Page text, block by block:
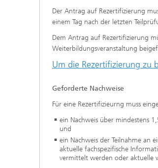
Der Antrag auf Rezertifizierung
einem Tag nach der letzten
Dem Antrag auf Rezertifizierung
Weiterbildungsveranstaltung
Um die Rezertifizierung zu
Geforderte Nachweise
Für eine Rezertifizieurng muss
ein Nachweis über mindestens
und
ein Nachweis der Teilnahme an
aktuelle fachspezifische
vermittelt werden oder aktuelle